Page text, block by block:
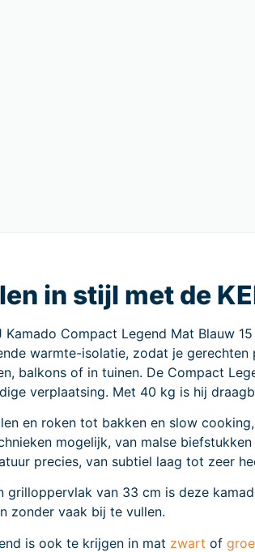
in stijl met de
Kamado Compact Legend Mat Blauw
warmte-isolatie, zodat je
balkons of in tuinen. De Compact
verplaatsing. Met 40 kg is hij
en roken tot bakken en slow
mogelijk, van malse
precies, van subtiel laag tot zeer
grilloppervlak van 33 cm is deze
zonder vaak bij te vullen.
is ook te krijgen in mat zwart of